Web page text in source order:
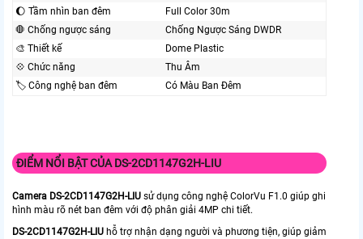
🌔 Tầm nhìn ban đêm
Full Color 30m
🛑 Chống ngược sáng
Chống Ngược Sáng DWDR
🎨 Thiết kế
Dome Plastic
💠 Chức năng
Thu Âm
🏷 Công nghệ ban đêm
Có Màu Ban Ðêm
ĐIỂM NỔI BẬT CỦA DS-2CD1147G2H-LIU
Camera DS-2CD1147G2H-LIU sử dụng công nghệ ColorVu F1.0 giúp ghi
hình màu rõ nét ban đêm với độ phân giải 4MP chi tiết.
DS-2CD1147G2H-LIU hỗ trợ nhận dạng người và phương tiện, giúp giảm